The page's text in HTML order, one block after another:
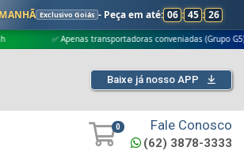
Exclusivo Goiás - Peça em até: 06 : 45 : 24
Apenas transportadoras conveniadas (Grupo G5)
Baixe já nosso APP
0 Fale Conosco
(62) 3878-3333